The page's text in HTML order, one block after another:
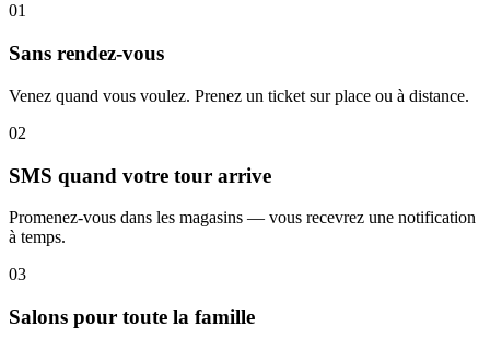
01
Sans rendez-vous
Venez quand vous voulez. Prenez un ticket sur place ou à distance.
02
SMS quand votre tour arrive
Promenez-vous dans les magasins — vous recevrez une notification
à temps.
03
Salons pour toute la famille